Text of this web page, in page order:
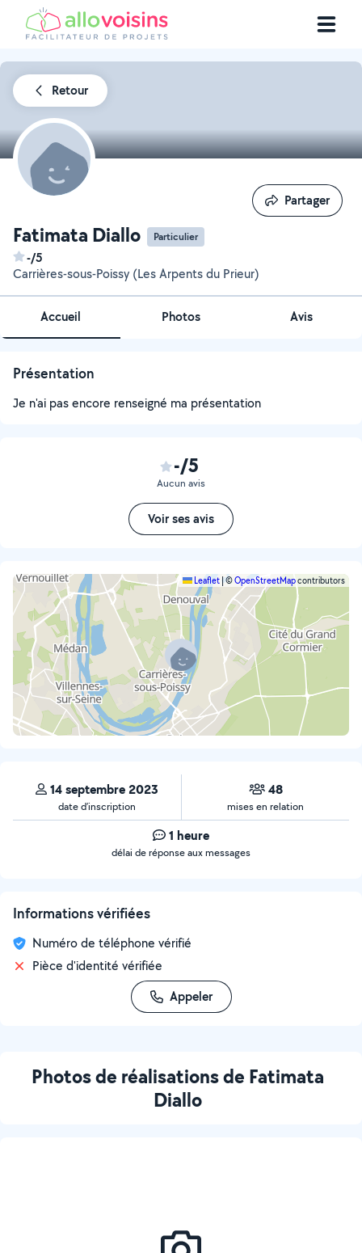
Retour
Fatimata Diallo Particulier
-/5
Carrières-sous-Poissy (Les Arpents du Prieur)
Partager
Partager
Accueil Photos Avis
Présentation
Je n'ai pas encore renseigné ma présentation
-/5
Aucun avis
Voir ses avis
Leaflet|©OpenStreetMapcontributors
14 septembre 2023
date d’inscription
48
mises en relation
1 heure
délai de réponse aux messages
Informations vérifiées
Numéro de téléphone vérifié
Pièce d'identité vérifiée
Appeler
Photos de réalisations de Fatimata
Diallo